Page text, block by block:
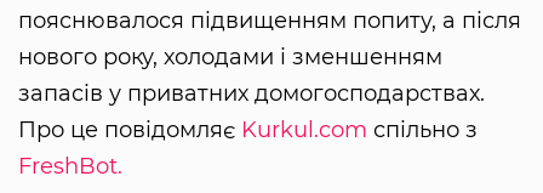
пояснювалося підвищенням попиту, а після
нового року, холодами і зменшенням
запасів у приватних домогосподарствах.
Про це повідомляє Kurkul.com спільно з
FreshBot.